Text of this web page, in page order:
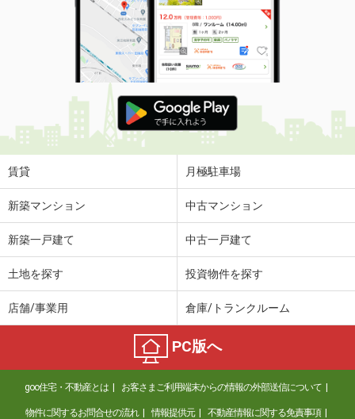
賃貸 月極駐車場
新築マンション 中古マンション
新築一戸建て 中古一戸建て
土地を探す 投資物件を探す
店舗/事業用 倉庫/トランクルーム
PC版へ
goo住宅・不動産とは お客さまご利用端末からの情報の外部送信について
物件に関するお問合せの流れ 情報提供元 不動産情報に関する免責事項